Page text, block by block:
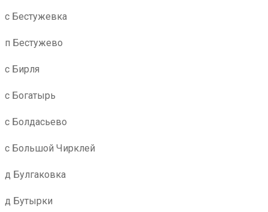
с Бестужевка
п Бестужево
с Бирля
с Богатырь
с Болдасьево
с Большой Чирклей
д Булгаковка
д Бутырки